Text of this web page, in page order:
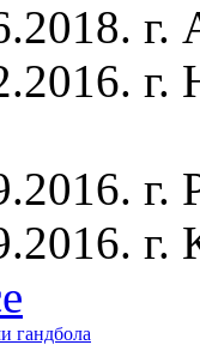
г.
гандбола